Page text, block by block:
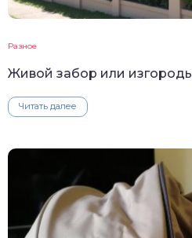
Разное
Живой забор или изгородь
Читать далее